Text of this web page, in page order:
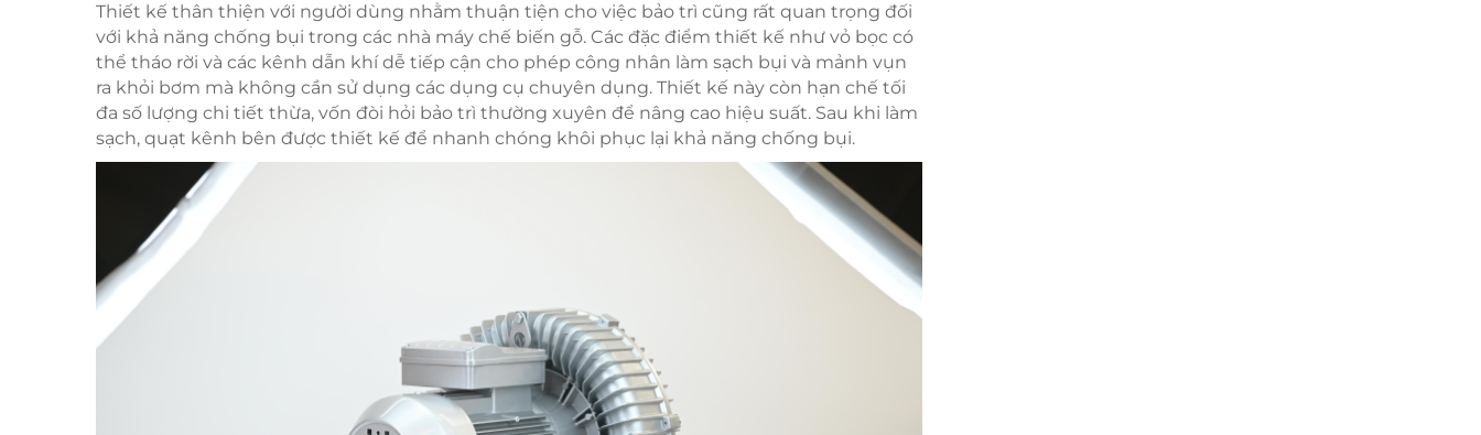
Thiết kế thân thiện với người dùng nhằm thuận tiện cho việc bảo trì cũng rất quan trọng đối
với khả năng chống bụi trong các nhà máy chế biến gỗ. Các đặc điểm thiết kế như vỏ bọc có
thể tháo rời và các kênh dẫn khí dễ tiếp cận cho phép công nhân làm sạch bụi và mảnh vụn
ra khỏi bơm mà không cần sử dụng các dụng cụ chuyên dụng. Thiết kế này còn hạn chế tối
đa số lượng chi tiết thừa, vốn đòi hỏi bảo trì thường xuyên để nâng cao hiệu suất. Sau khi làm
sạch, quạt kênh bên được thiết kế để nhanh chóng khôi phục lại khả năng chống bụi.